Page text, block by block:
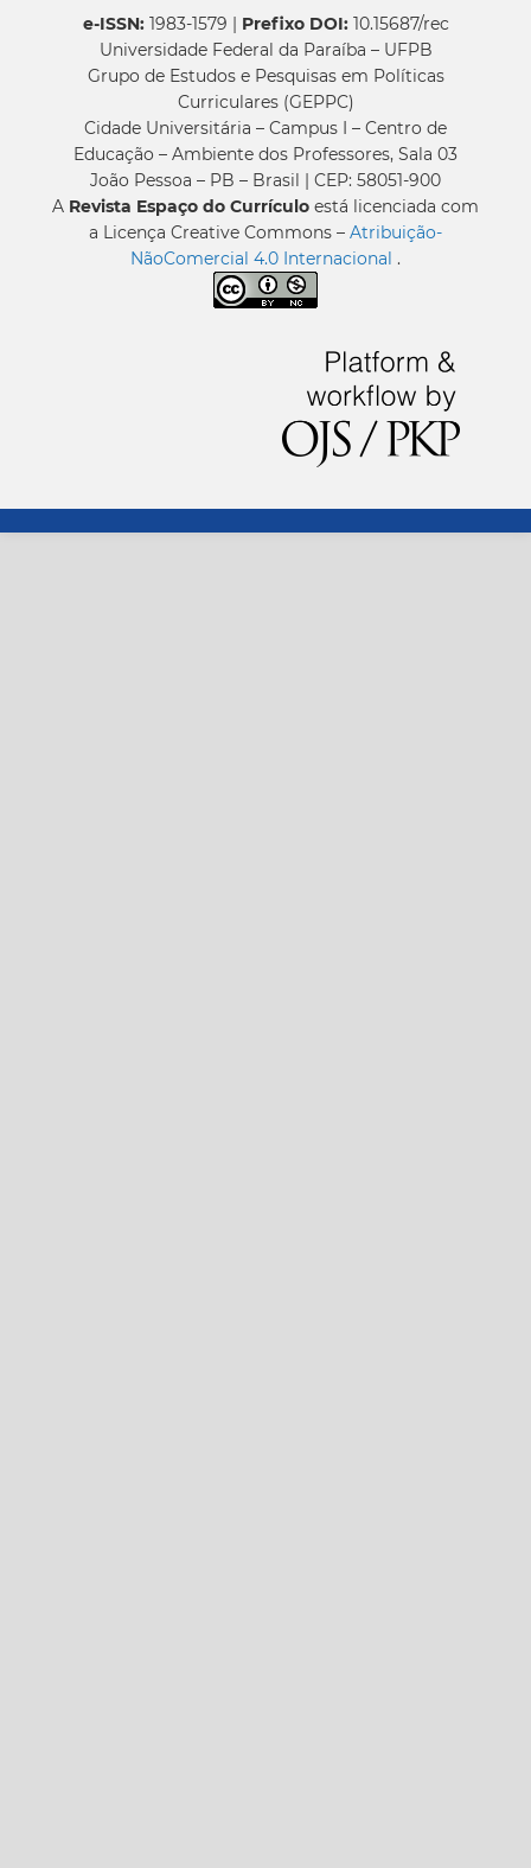
e-ISSN:1983-1579 | Prefixo DOI:10.15687/rec
Universidade Federal da Paraíba – UFPB
Grupo de Estudos e Pesquisas em Políticas
Curriculares (GEPPC)
Cidade Universitária – Campus I – Centro de
Educação – Ambiente dos Professores, Sala 03
João Pessoa – PB – Brasil | CEP: 58051-900
A Revista Espaço do Currículo está licenciada com
a Licença Creative Commons – Atribuição-
NãoComercial 4.0 Internacional .